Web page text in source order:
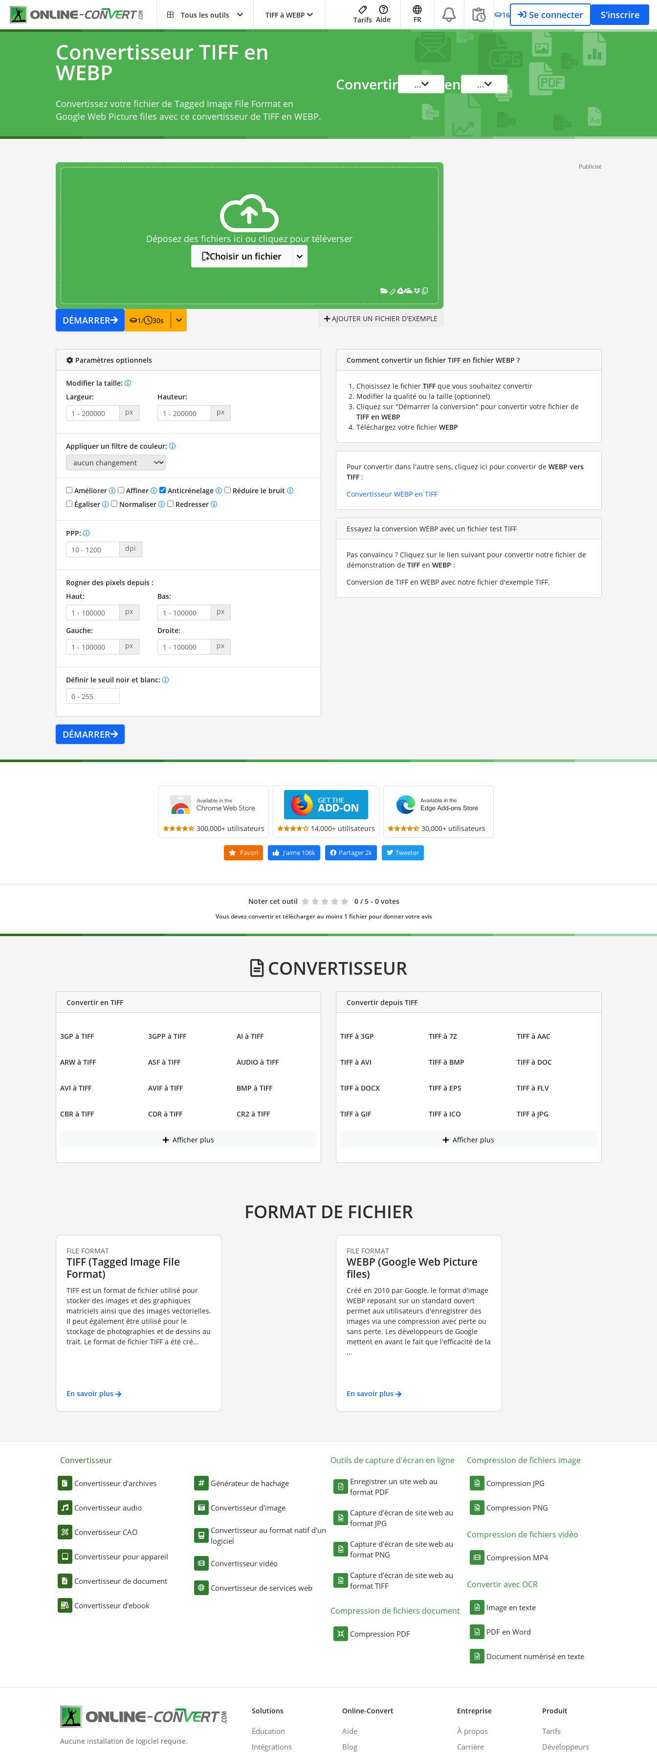
Tous les outils TIFF à WEBP
Tarifs Aide FR 16 Se connecter S'inscrire
Convertisseur TIFF en
WEBP
Convertissez votre fichier de Tagged Image File Format en
Google Web Picture files avec ce convertisseur de TIFF en WEBP.
Convertir ... en ...
Déposez des fichiers ici ou cliquez pour téléverser
Choisir un fichier
DÉMARRER 1/ 30s AJOUTER UN FICHIER D'EXEMPLE
Publicité
Paramètres optionnels
Modifier la taille:
Largeur:
px
Hauteur:
px
Appliquer un filtre de couleur:
Améliorer Affiner Anticrénelage
Réduire le bruit
Égaliser
Normaliser Redresser
PPP:
dpi
Rogner des pixels depuis :
Haut:
px
Bas:
px
Gauche:
px
Droite:
px
Définir le seuil noir et blanc:
DÉMARRER
Comment convertir un fichier TIFF en fichier WEBP ?
Choisissez le fichier TIFF que vous souhaitez convertir
Modifier la qualité ou la taille (optionnel)
Cliquez sur "Démarrer la conversion" pour convertir votre fichier de
TIFF en WEBP
Téléchargez votre fichier WEBP
Pour convertir dans l'autre sens, cliquez ici pour convertir de WEBP vers
TIFF :
Convertisseur WEBP en TIFF
Essayez la conversion WEBP avec un fichier test TIFF
Pas convaincu ? Cliquez sur le lien suivant pour convertir notre fichier de
démonstration de TIFF en WEBP :
Conversion de TIFF en WEBP avec notre fichier d'exemple TIFF.
300,000+ utilisateurs 14,000+ utilisateurs 30,000+ utilisateurs
Favori J'aime106k Partager2k Tweeter
Noter cet outil 0 / 5 - 0 votes
Vous devez convertir et télécharger au moins 1 fichier pour donner votre avis
CONVERTISSEUR
Convertir en TIFF
3GP à TIFF 3GPP à TIFF AI à TIFF
ARW à TIFF ASF à TIFF AUDIO à TIFF
AVI à TIFF AVIF à TIFF BMP à TIFF
CBR à TIFF CDR à TIFF CR2 à TIFF
Afficher plus
Convertir depuis TIFF
TIFF à 3GP TIFF à 7Z TIFF à AAC
TIFF à AVI TIFF à BMP TIFF à DOC
TIFF à DOCX TIFF à EPS TIFF à FLV
TIFF à GIF TIFF à ICO TIFF à JPG
Afficher plus
FORMAT DE FICHIER
FILE FORMAT
TIFF (Tagged Image File
Format)
TIFF est un format de fichier utilisé pour
stocker des images et des graphiques
matriciels ainsi que des images vectorielles.
Il peut également être utilisé pour le
stockage de photographies et de dessins au
trait. Le format de fichier TIFF a été cré...
En savoir plus
FILE FORMAT
WEBP (Google Web Picture
files)
Créé en 2010 par Google, le format d'image
WEBP reposant sur un standard ouvert
permet aux utilisateurs d'enregistrer des
images via une compression avec perte ou
sans perte. Les développeurs de Google
mettent en avant le fait que l'efficacité de la
...
En savoir plus
Convertisseur
Convertisseur d'archives
Convertisseur audio
Convertisseur CAO
Convertisseur pour appareil
Convertisseur de document
Convertisseur d'ebook
Générateur de hachage
Convertisseur d'image
Convertisseur au format natif d'un
logiciel
Convertisseur vidéo
Convertisseur de services web
Outils de capture d'écran en ligne
Enregistrer un site web au
format PDF
Capture d'écran de site web au
format JPG
Capture d'écran de site web au
format PNG
Capture d'écran de site web au
format TIFF
Compression de fichiers document
Compression PDF
Compression de fichiers image
Compression JPG
Compression PNG
Compression de fichiers vidéo
Compression MP4
Convertir avec OCR
Image en texte
PDF en Word
Document numérisé en texte
Aucune installation de logiciel requise.
Solutions
Éducation
Intégrations
Online-Convert
Aide
Blog
Entreprise
À propos
Carrière
Produit
Tarifs
Développeurs